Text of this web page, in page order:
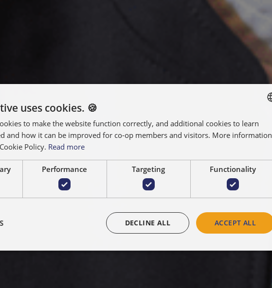
ENGLISH
FRANÇAIS
uses cookies. 🍪
to make the website function correctly, and additional cookies to learn
and how it can be improved for co-op members and visitors. More information
Policy. Read more
Performance Targeting Functionality
ACCEPT ALL
DECLINE ALL